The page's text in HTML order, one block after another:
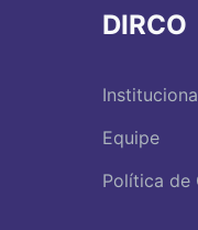
DIRCO
Equipe
Política de